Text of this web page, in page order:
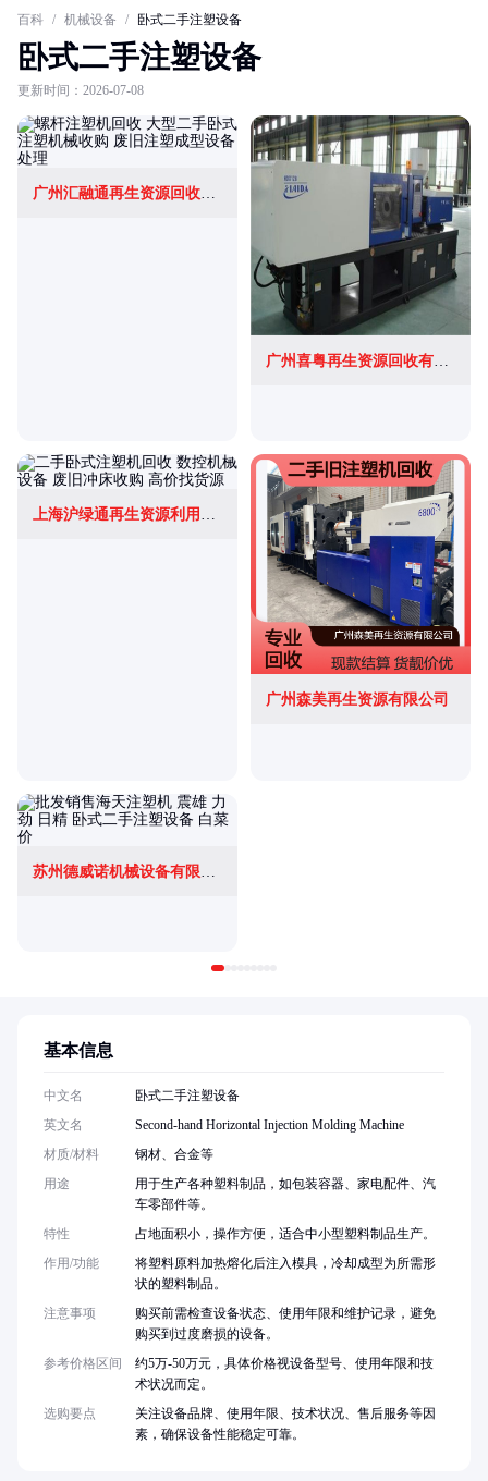
百科 / 机械设备 / 卧式二手注塑设备
卧式二手注塑设备
更新时间：2026-07-08
广州汇融通再生资源回收有限公司
广州喜粤再生资源回收有限公司
上海沪绿通再生资源利用有限公司
广州森美再生资源有限公司
基本信息
中文名
卧式二手注塑设备
英文名
Second-hand Horizontal Injection Molding Machine
材质/材料
钢材、合金等
用途
用于生产各种塑料制品，如包装容器、家电配件、汽
车零部件等。
特性
占地面积小，操作方便，适合中小型塑料制品生产。
作用/功能
将塑料原料加热熔化后注入模具，冷却成型为所需形
状的塑料制品。
注意事项
购买前需检查设备状态、使用年限和维护记录，避免
购买到过度磨损的设备。
参考价格区间
约5万-50万元，具体价格视设备型号、使用年限和技
术状况而定。
选购要点
关注设备品牌、使用年限、技术状况、售后服务等因
素，确保设备性能稳定可靠。